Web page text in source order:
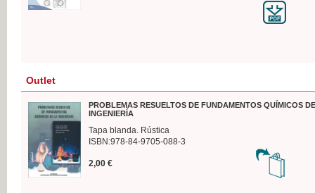
Outlet
PROBLEMAS RESUELTOS DE FUNDAMENTOS QUÍMICOS
INGENIERÍA
Tapa blanda. Rústica
ISBN:978-84-9705-088-3
2,00 €